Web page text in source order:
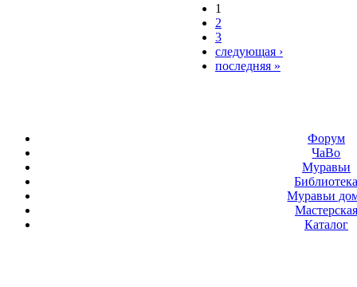
1
2
3
следующая ›
последняя »
Форум
ЧаВо
Муравьи
Муравьи
Мастерская
Каталог